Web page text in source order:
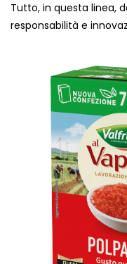
Tutto, in questa linea,
responsabilità e